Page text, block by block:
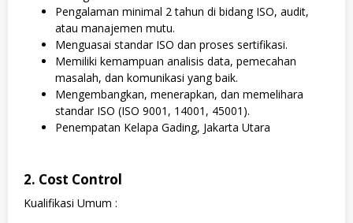
Pengalaman minimal 2 tahun di bidang ISO, audit,
atau manajemen mutu.
Menguasai standar ISO dan proses sertifikasi.
Memiliki kemampuan analisis data, pemecahan
masalah, dan komunikasi yang baik.
Mengembangkan, menerapkan, dan memelihara
standar ISO (ISO 9001, 14001, 45001).
Penempatan Kelapa Gading, Jakarta Utara
2. Cost Control
Kualifikasi Umum :